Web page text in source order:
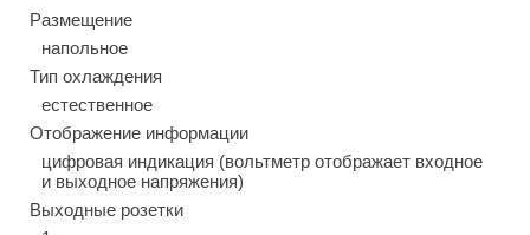
Размещение
напольное
Тип охлаждения
естественное
Отображение информации
цифровая индикация (вольтметр отображает входное
и выходное напряжения)
Выходные розетки